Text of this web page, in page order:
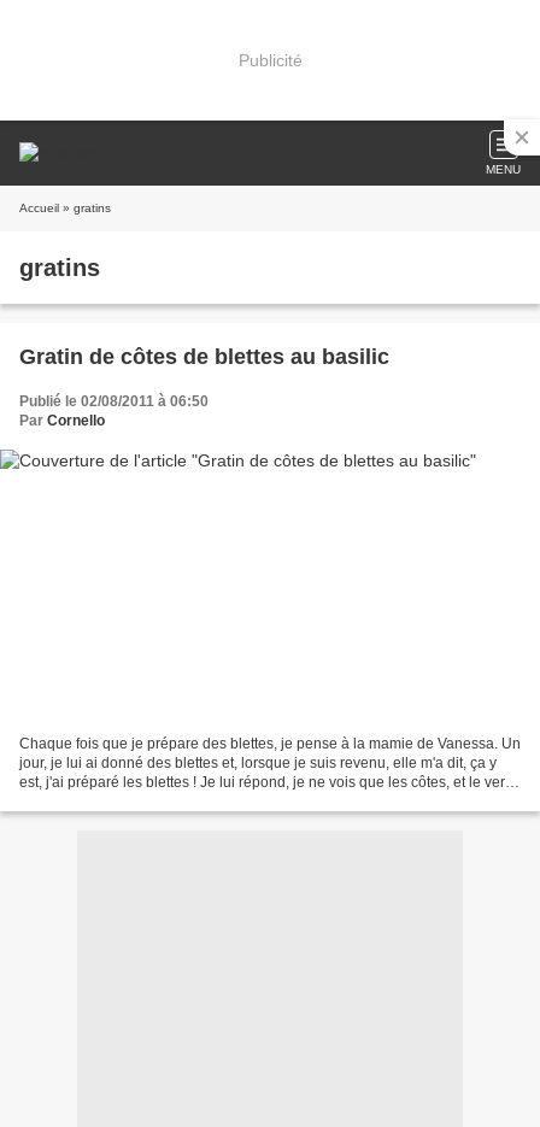
Publicité
MENU
Accueil » gratins
gratins
Gratin de côtes de blettes au basilic
Publié le 02/08/2011 à 06:50
Par Cornello
Chaque fois que je prépare des blettes, je pense à la mamie de Vanessa. Un
jour, je lui ai donné des blettes et, lorsque je suis revenu, elle m'a dit, ça y
est, j'ai préparé les blettes ! Je lui répond, je ne vois que les côtes, et le vert,